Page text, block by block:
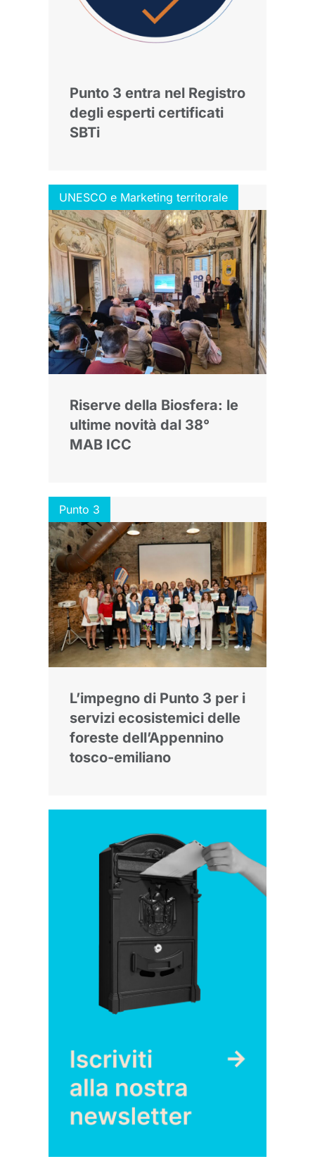
Punto 3 entra nel Registro
degli esperti certificati
SBTi
UNESCO e Marketing territorale
Riserve della Biosfera: le
ultime novità dal 38°
MAB ICC
Punto 3
L’impegno di Punto 3 per i
servizi ecosistemici delle
foreste dell’Appennino
tosco-emiliano